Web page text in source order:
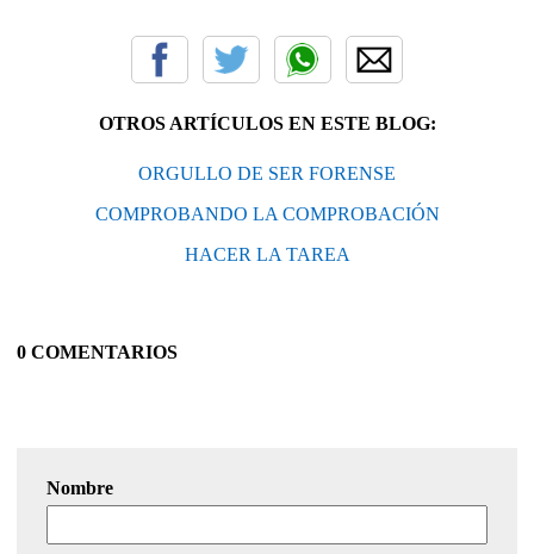
OTROS ARTÍCULOS EN ESTE BLOG:
ORGULLO DE SER FORENSE
COMPROBANDO LA COMPROBACIÓN
HACER LA TAREA
0 COMENTARIOS
Nombre